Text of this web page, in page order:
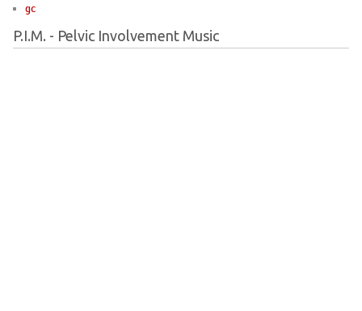
gc
P.I.M. - Pelvic Involvement Music